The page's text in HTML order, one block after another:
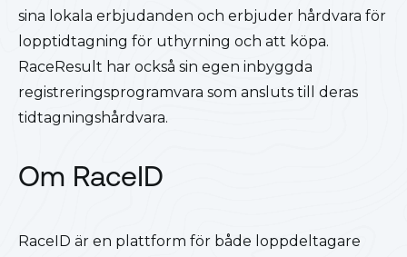
sina lokala erbjudanden och erbjuder hårdvara för
lopptidtagning för uthyrning och att köpa.
RaceResult har också sin egen inbyggda
registreringsprogramvara som ansluts till deras
tidtagningshårdvara.
Om RaceID
RaceID är en plattform för både loppdeltagare